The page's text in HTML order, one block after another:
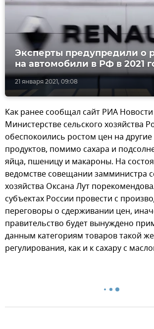
21 января 2021, 09:08
Эксперты предупредили о
на автомобили в РФ в 2021
Как ранее сообщал сайт РИА
Министерстве сельского хозяйства
обеспокоились ростом цен на другие
продуктов, помимо сахара и
яйца, пшеницу и макароны. На
ведомстве совещании замминистра
хозяйства Оксана Лут
субъектах России провести с
переговоры о сдерживании цен,
правительство будет вынуждено
данным категориям товаров такой
регулирования, как и к сахару с